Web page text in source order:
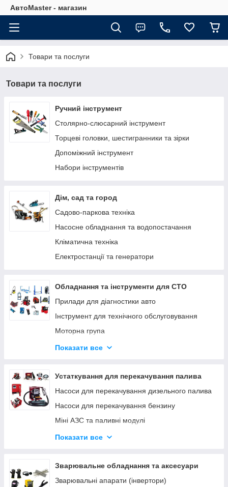
АвтоMaster - магазин
Товари та послуги
Товари та послуги
Ручний інструмент
Столярно-слюсарний інструмент
Торцеві головки, шестигранники та зірки
Допоміжний інструмент
Набори інструментів
Дім, сад та город
Садово-паркова техніка
Насосне обладнання та водопостачання
Кліматична техніка
Електростанції та генератори
Обладнання та інструменти для СТО
Прилади для діагностики авто
Інструмент для технічного обслуговування
Моторна група
Ходова група
Трансмісія
Інструмент для кузовних робіт
Інструмент для ремонту мотоциклів
Показати все
Устаткування для перекачування палива
Насоси для перекачування дизельного палива
Насоси для перекачування бензину
Міні АЗС та паливні модулі
Паливороздавальні комплекти
Устаткування AdBlue
Заправні пістолети
Показати все
Зварювальне обладнання та аксесуари
Зварювальні апарати (інвертори)